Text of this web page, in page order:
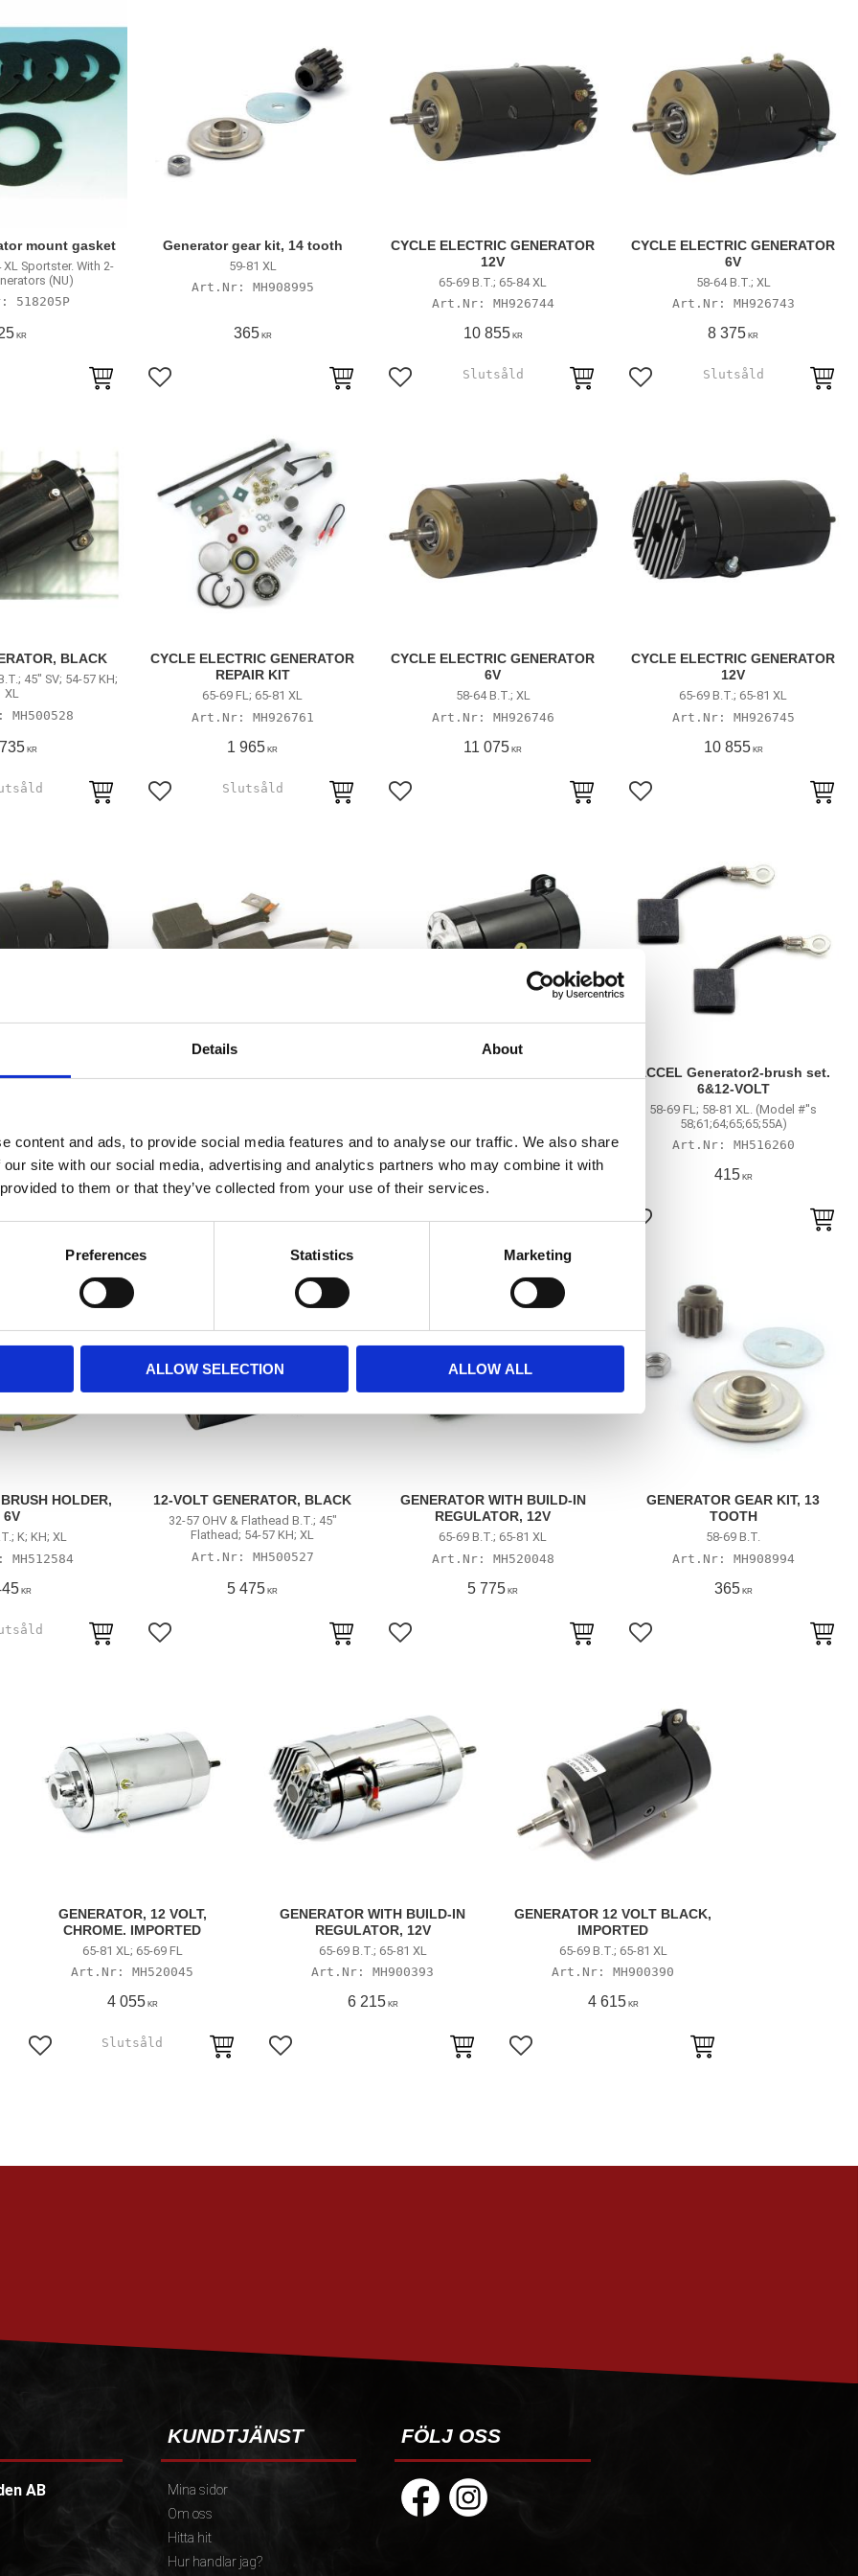
Details About
content and ads, to provide social media features and to analyse our traffic. We also share
site with our social media, advertising and analytics partners who may combine it with
to them or that they’ve collected from your use of their services.
Preferences Statistics Marketing
ALLOW SELECTION ALLOW ALL
mount gasket
XL Sportster. With 2-
(NU)
518205P
KR
Generator gear kit, 14 tooth
59-81 XL
MH908995
365KR
Lägg till i favoriter
CYCLE ELECTRIC GENERATOR
12V
65-69 B.T.; 65-84 XL
MH926744
10 855KR
Lägg till i favoriter
CYCLE ELECTRIC GENERATOR
6V
58-64 B.T.; XL
MH926743
8 375 KR
Lägg till i favoriter
BLACK
45" SV; 54-57 KH;
XL
MH500528
KR
CYCLE ELECTRIC GENERATOR
REPAIR KIT
65-69 FL; 65-81 XL
MH926761
1 965 KR
Lägg till i favoriter
CYCLE ELECTRIC GENERATOR
6V
58-64 B.T.; XL
MH926746
11 075 KR
Lägg till i favoriter
CYCLE ELECTRIC GENERATOR
12V
65-69 B.T.; 65-81 XL
MH926745
10 855KR
Lägg till i favoriter
GENERATOR
65-81 XL
265 3 265
ACCEL Generator2-brush set.
6&12-VOLT
58-69 FL; 58-81 XL. (Model #''s
58;61;64;65;65;55A)
MH516260
415KR
Lägg till i favoriter
HOLDER,
6V
K; KH; XL
MH512584
KR
12-VOLT GENERATOR, BLACK
32-57 OHV & Flathead B.T.; 45"
Flathead; 54-57 KH; XL
MH500527
5 475 KR
Lägg till i favoriter
GENERATOR WITH BUILD-IN
REGULATOR, 12V
65-69 B.T.; 65-81 XL
MH520048
5 775 KR
Lägg till i favoriter
GENERATOR GEAR KIT, 13
TOOTH
58-69 B.T.
MH908994
365KR
Lägg till i favoriter
GENERATOR, 12 VOLT,
CHROME. IMPORTED
65-81 XL; 65-69 FL
MH520045
4 055KR
Lägg till i favoriter
GENERATOR WITH BUILD-IN
REGULATOR, 12V
65-69 B.T.; 65-81 XL
MH900393
6 215KR
Lägg till i favoriter
GENERATOR 12 VOLT BLACK,
IMPORTED
65-69 B.T.; 65-81 XL
MH900390
4 615KR
Lägg till i favoriter
AB
KUNDTJÄNST
Mina sidor
Om oss
Hitta hit
Hur handlar jag?
FÖLJ OSS